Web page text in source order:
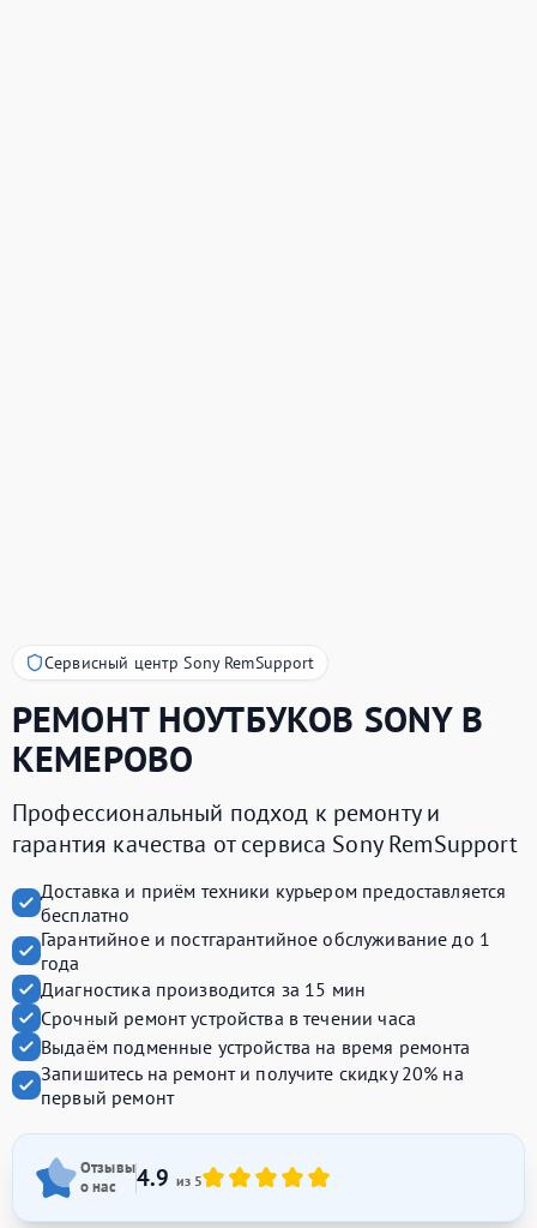
Сервисный центр Sony RemSupport
РЕМОНТ НОУТБУКОВ SONYВ
КЕМЕРОВО
Профессиональный подход к ремонту и
гарантия качества от сервиса Sony RemSupport
Доставка и приём техники курьером предоставляется
бесплатно
Гарантийное и постгарантийное обслуживание до 1
года
Диагностика производится за 15 мин
Срочный ремонт устройства в течении часа
Выдаём подменные устройства на время ремонта
Запишитесь на ремонт и получите скидку 20% на
первый ремонт
Отзывы
о нас
4.9 из 5